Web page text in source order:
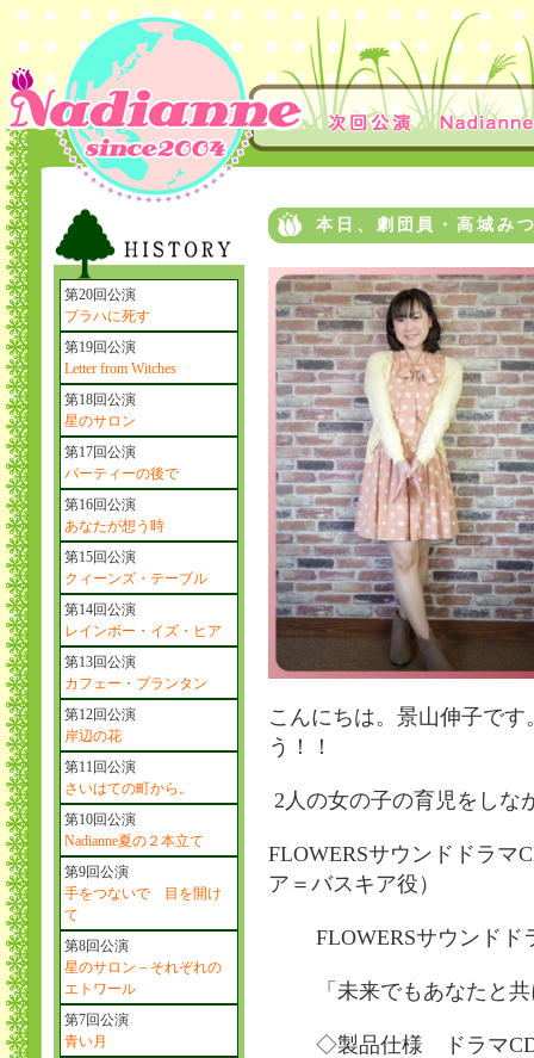
本日、劇団員・高城み
こんにちは。景山伸子で
う！！
2人の女の子の育児をしな
FLOWERSサウンドドラマ
ア＝バスキア役）
FLOWERSサウンド
「未来でもあなたと
◇製品仕様 ドラマ
第20回公演
プラハに死す
第19回公演
Letter from Witches
第18回公演
星のサロン
第17回公演
パーティーの後で
第16回公演
あなたが想う時
第15回公演
クィーンズ・テーブル
第14回公演
レインボー・イズ・ヒア
第13回公演
カフェー・プランタン
第12回公演
岸辺の花
第11回公演
さいはての町から。
第10回公演
Nadianne夏の２本立て
第9回公演
手をつないで 目を開け
て
第8回公演
星のサロン－それぞれの
エトワール
第7回公演
青い月